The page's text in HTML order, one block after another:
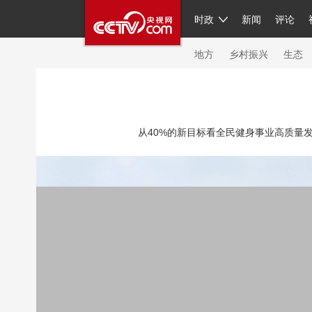
时政 新闻 评论
人民领袖习近平 联播+
直播 片库 栏目大全
繁体 海外频道
地方 乡村振兴 生态
新闻 国内 国际 评论 经济 军事
从40%的新目标看全民健身事业高质量